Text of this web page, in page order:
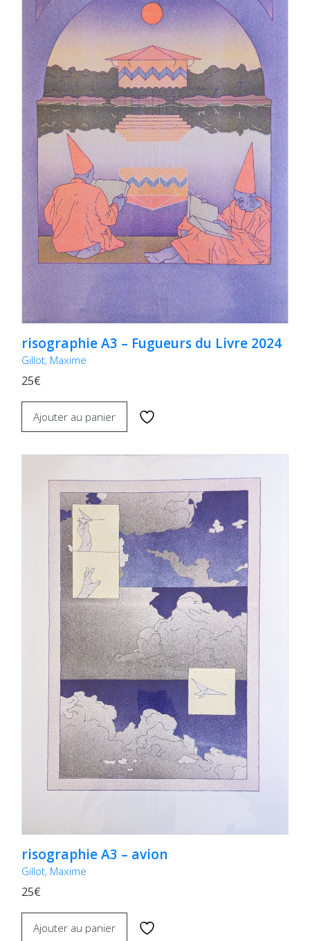
risographie A3 – Fugueurs du Livre 2024
Gillot, Maxime
25€
Ajouter au panier
risographie A3 – avion
Gillot, Maxime
25€
Ajouter au panier